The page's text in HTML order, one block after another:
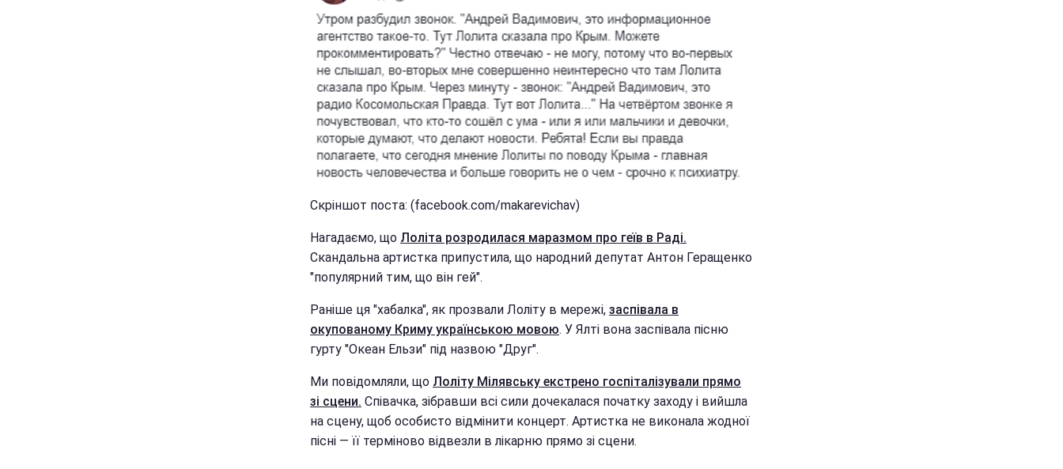
Скріншот поста: (facebook.com/makarevichav)
Нагадаємо, що Лоліта розродилася маразмом про геїв в Раді.
Скандальна артистка припустила, що народний депутат Антон Геращенко
"популярний тим, що він гей".
Раніше ця "хабалка", як прозвали Лоліту в мережі, заспівала в
окупованому Криму українською мовою. У Ялті вона заспівала пісню
гурту "Океан Ельзи" під назвою "Друг".
Ми повідомляли, що Лоліту Мілявську екстрено госпіталізували прямо
зі сцени. Співачка, зібравши всі сили дочекалася початку заходу і вийшла
на сцену, щоб особисто відмінити концерт. Артистка не виконала жодної
пісні — її терміново відвезли в лікарню прямо зі сцени.